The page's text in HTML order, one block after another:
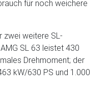
für noch weichere
zwei weitere SL-
SL 63 leistet 430
Drehmoment; der
kW/630 PS und 1.000